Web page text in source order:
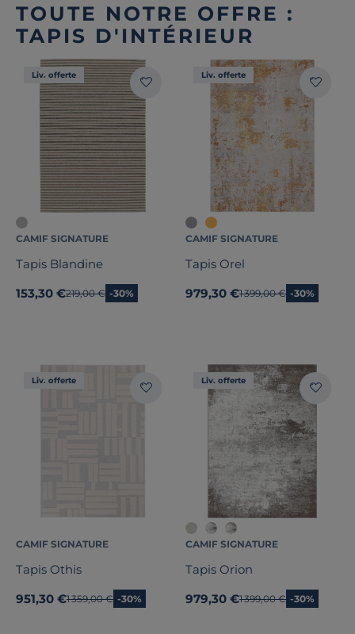
TOUTE NOTRE OFFRE :
TAPIS D'INTÉRIEUR
Liv. offerte
CAMIF SIGNATURE
Tapis Blandine
153,30 €Ancien prix
219,00 € -30%
Liv. offerte
CAMIF SIGNATURE
Tapis Orel
979,30 €Ancien prix
1 399,00 € -30%
Liv. offerte
CAMIF SIGNATURE
Tapis Othis
951,30 €Ancien prix
1 359,00 € -30%
Liv. offerte
CAMIF SIGNATURE
Tapis Orion
979,30 €Ancien prix
1 399,00 € -30%